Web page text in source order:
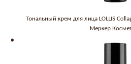
Тональный крем для лица LOLLIS
Меркер